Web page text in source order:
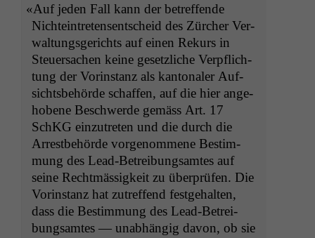
«Auf jeden Fall kann der betr­e­f­fende
Nichtein­tretensentscheid des Zürcher Ver­
wal­tungs­gerichts auf einen Rekurs in
Steuer­sachen keine geset­zliche Verpflich­
tung der Vorin­stanz als kan­tonaler Auf­
sichts­be­hörde schaf­fen, auf die hier ange­
hobene Beschw­erde gemäss Art. 17
SchKG einzutreten und die durch die
Arrest­be­hörde vorgenommene Bes­tim­
mung des Lead-Betrei­bungsamtes auf
seine Recht­mäs­sigkeit zu über­prüfen. Die
Vorin­stanz hat zutr­e­f­fend fest­ge­hal­ten,
dass die Bes­tim­mung des Lead-Betrei­
bungsamtes — unab­hängig davon, ob sie
optional, es
braucht sie,
damit die
Website
korrekt
angezeigt
werden kann.
Statistiken
Um unsere
Website zu
verbessern,
zeichnen
wir
anonyme